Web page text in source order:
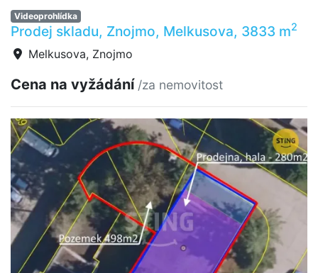
Videoprohlídka
Prodej skladu, Znojmo, Melkusova, 3833 m2
Melkusova, Znojmo
Cena na vyžádání /za nemovitost